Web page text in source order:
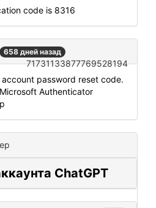
code is 8316
658 дней назад
71731133877769528194
password reset code.
Authenticator
ChatGPT